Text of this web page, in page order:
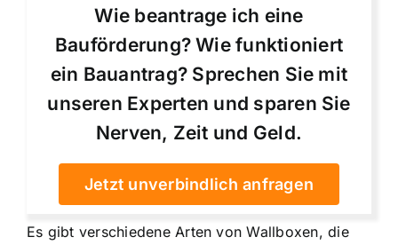
Wie beantrage ich eine
Bauförderung? Wie funktioniert
ein Bauantrag? Sprechen Sie mit
unseren Experten und sparen Sie
Nerven, Zeit und Geld.
Jetzt unverbindlich anfragen
Es gibt verschiedene Arten von Wallboxen, die